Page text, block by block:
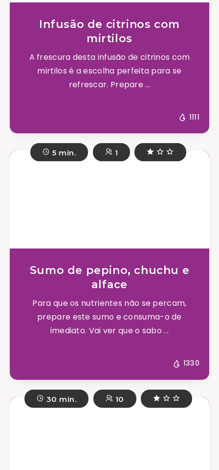
Infusão de citrinos com
mirtilos
A frescura desta infusão de citrinos com
mirtilos é a escolha perfeita para se
refrescar. Prepare ...
1111
5 min. 1
Sumo de pepino, chuchu e
alface
Para que os nutrientes não se percam,
prepare este sumo e consuma-o de
imediato. Vai ver que o sabo ...
1330
30 min. 10